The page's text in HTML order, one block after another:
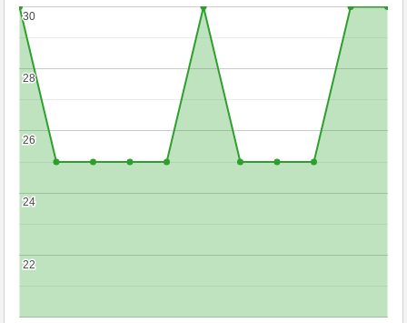
22
22
24
24
26
26
28
28
30
30